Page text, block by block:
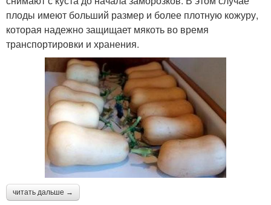
плоды имеют больший размер и более плотную кожуру,
которая надежно защищает мякоть во время
транспортировки и хранения.
читать дальше →